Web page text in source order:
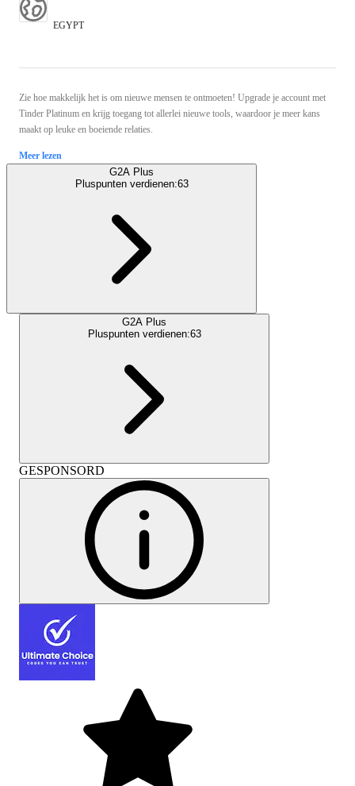
EGYPT
Zie hoe makkelijk het is om nieuwe mensen te ontmoeten! Upgrade je account met
Tinder Platinum en krijg toegang tot allerlei nieuwe tools, waardoor je meer kans
maakt op leuke en boeiende relaties.
Meer lezen
G2A Plus
Pluspunten verdienen:63
G2A Plus
Pluspunten verdienen:63
GESPONSORD